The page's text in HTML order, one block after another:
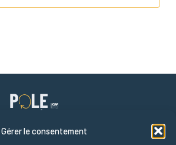
Gérer le consentement